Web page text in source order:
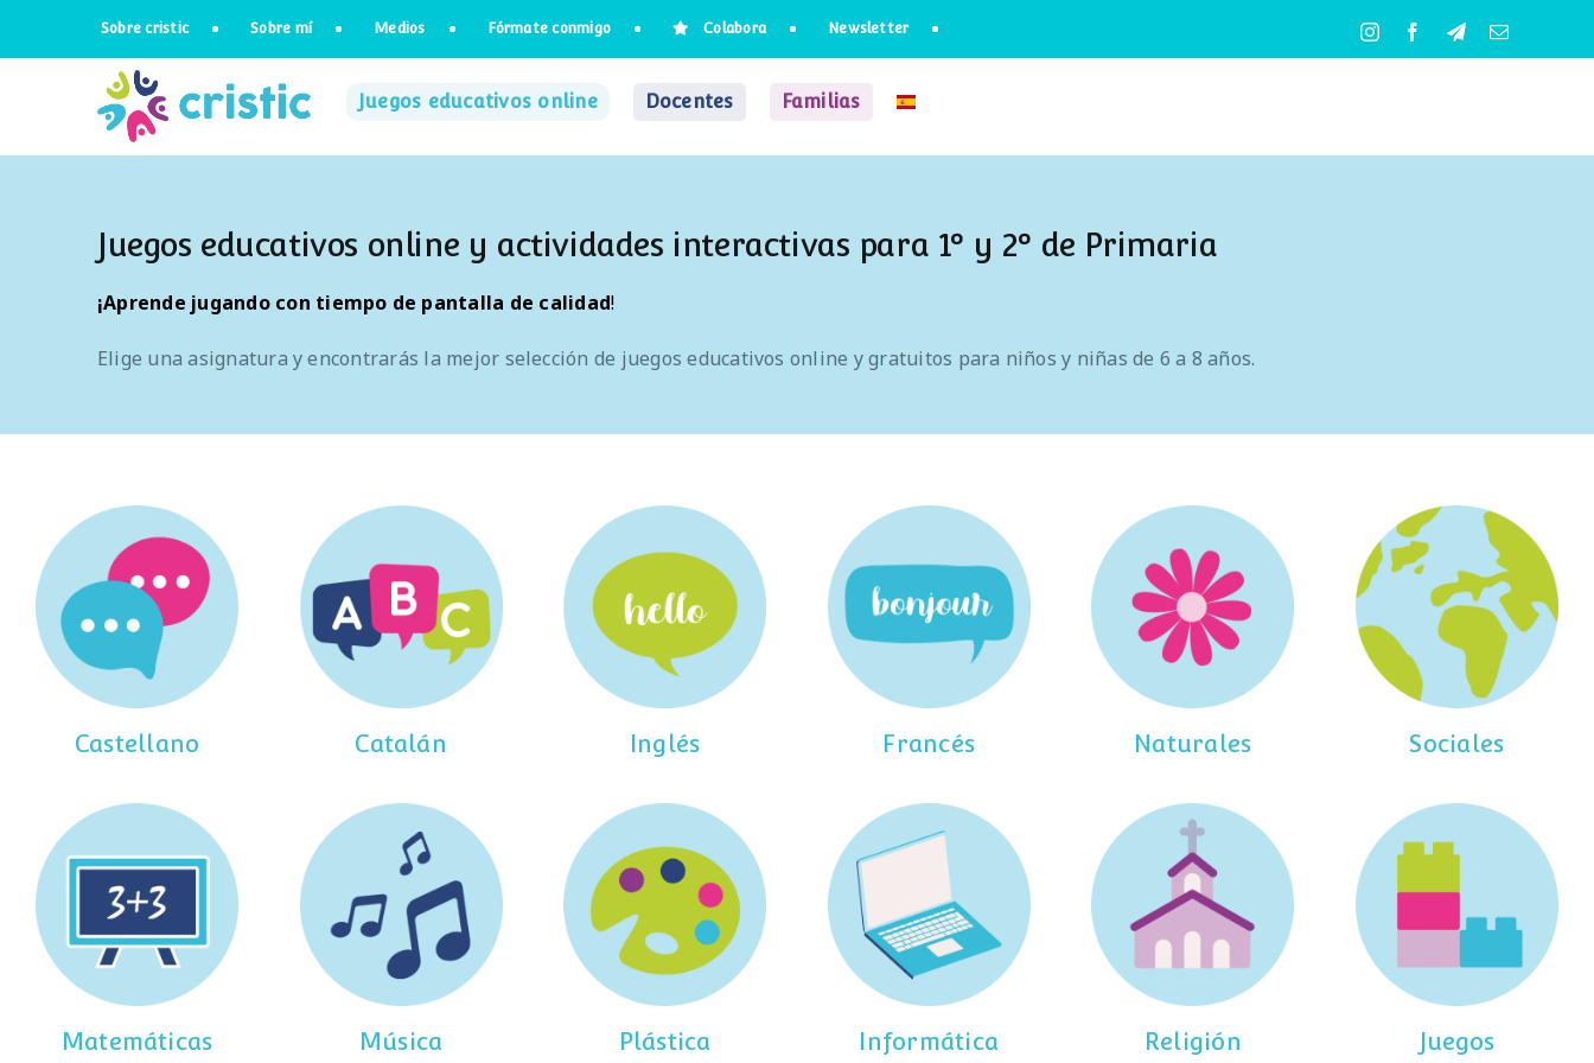
Sobre cristic Sobre mí Medios Fórmate conmigo Colabora Newsletter InstagramFacebookTelegramCorreo
Juegos educativos online Docentes Familias
Juegos educativos online y actividades interactivas para 1º y 2º de Primaria
¡Aprende jugando con tiempo de pantalla de calidad!
Elige una asignatura y encontrarás la mejor selección de juegos educativos online y gratuitos para niños y niñas de 6 a 8 años.
Castellano Catalán Inglés Francés Naturales Sociales
Matemáticas Música Plástica Informática Religión Juegos